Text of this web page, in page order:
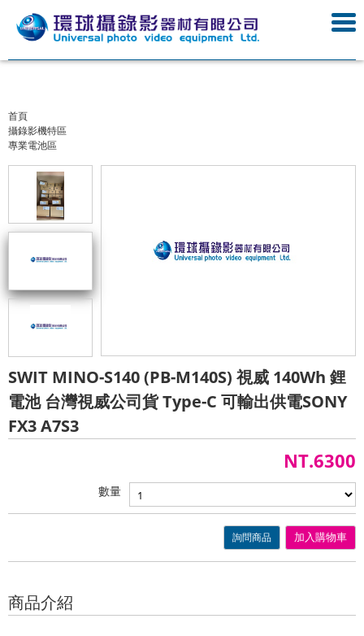
首頁
攝錄影機特區
專業電池區
SWIT MINO-S140 (PB-M140S) 視威 140Wh 鋰
電池 台灣視威公司貨 Type-C 可輸出供電SONY
FX3 A7S3
NT.6300
數量
詢問商品 加入購物車
商品介紹